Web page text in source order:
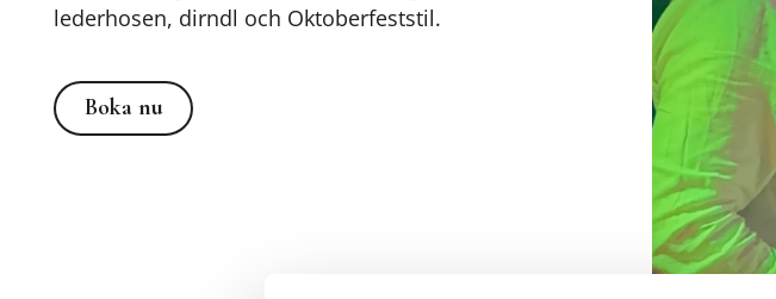
lederhosen, dirndl och Oktoberfeststil.
Boka nu
Boka nu